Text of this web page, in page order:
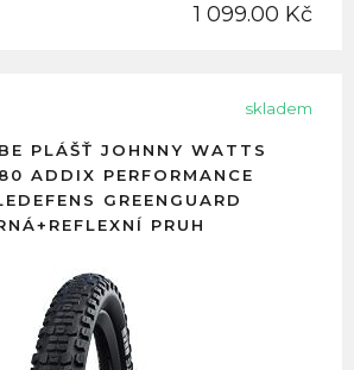
1 099.00 Kč
skladem
PLÁŠŤ JOHNNY WATTS
ADDIX PERFORMANCE
GREENGUARD
PRUH